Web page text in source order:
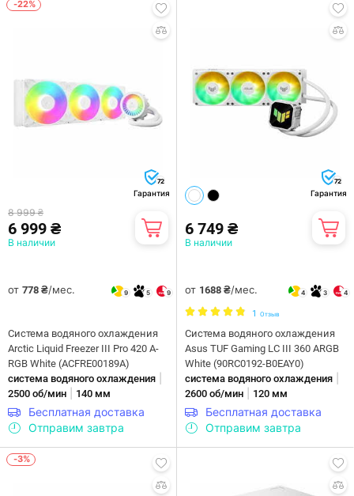
-22%
72
Гарантия
8 999 ₴
6 999 ₴
В наличии
от 778 ₴/мес. 9 5 9
Система водяного охлаждения
Arctic Liquid Freezer III Pro 420 A-
RGB White (ACFRE00189A)
система водяного охлаждения
2500 об/мин 140 мм
Бесплатная доставка
Отправим завтра
72
Гарантия
6 749 ₴
В наличии
от 1688 ₴/мес. 4 3 4
1 Отзыв
Система водяного охлаждения
Asus TUF Gaming LC III 360 ARGB
White (90RC0192-B0EAY0)
система водяного охлаждения
2600 об/мин 120 мм
Бесплатная доставка
Отправим завтра
-3%